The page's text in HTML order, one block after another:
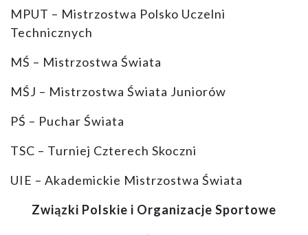
MPUT – Mistrzostwa Polsko Uczelni
Technicznych
MŚ – Mistrzostwa Świata
MŚJ – Mistrzostwa Świata Juniorów
PŚ – Puchar Świata
TSC – Turniej Czterech Skoczni
UIE – Akademickie Mistrzostwa Świata
Związki Polskie i Organizacje Sportowe